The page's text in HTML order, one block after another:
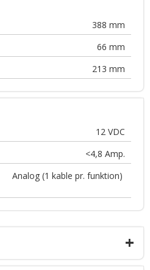
+
388 mm
66 mm
213 mm
12 VDC
<4,8 Amp.
Analog (1 kable pr. funktion)